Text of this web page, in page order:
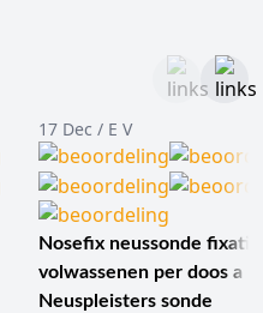
17 Dec / E V
Nosefix neussonde
volwassenen per doos a
Neuspleisters sonde